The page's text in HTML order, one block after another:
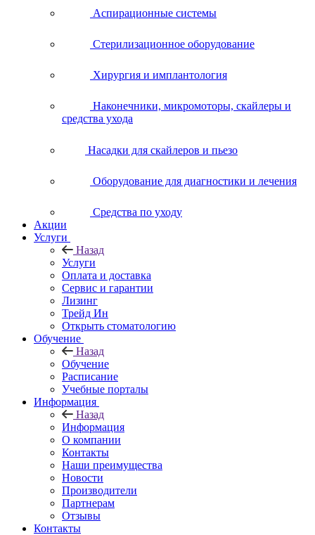
Аспирационные системы
Стерилизационное оборудование
Хирургия и имплантология
Наконечники, микромоторы, скайлеры и
средства ухода
Насадки для скайлеров и пьезо
Оборудование для диагностики и лечения
Средства по уходу
Акции
Услуги
Назад
Услуги
Оплата и доставка
Сервис и гарантии
Лизинг
Трейд Ин
Открыть стоматологию
Обучение
Назад
Обучение
Расписание
Учебные порталы
Информация
Назад
Информация
О компании
Контакты
Наши преимущества
Новости
Производители
Партнерам
Отзывы
Контакты